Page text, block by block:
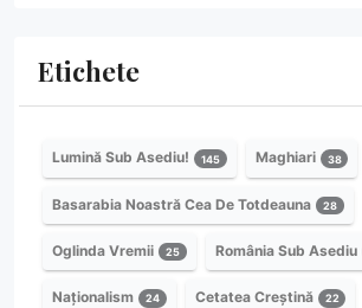
Etichete
Lumină Sub Asediu! 145 Maghiari 38
Basarabia Noastră Cea De Totdeauna 28
Oglinda Vremii 25 România Sub Asediu
Naționalism 24 Cetatea Creștină 22